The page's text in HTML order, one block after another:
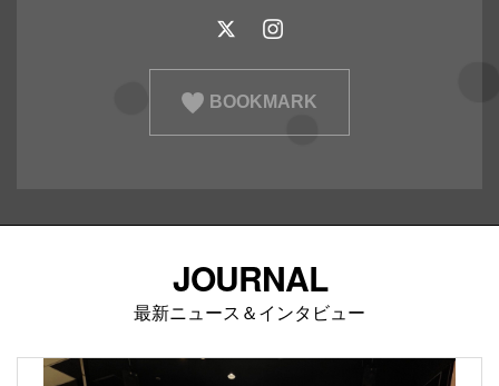
BOOKMARK
JOURNAL
最新ニュース＆インタビュー